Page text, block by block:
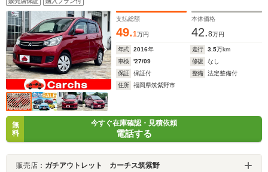
支払総額
49.1万円
本体価格
42.8万円
年式 2016年 走行 3.5万km
車検
'27/09 修復
なし
保証
保証付 整備
法定整備付
住所
福岡県筑紫野市
無
料
今すぐ在庫確認・見積依頼
電話する
販売店： ガチアウトレット カーチス筑紫野